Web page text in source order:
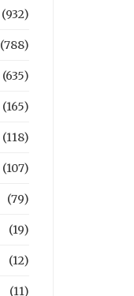
(932)
(788)
(635)
(165)
(118)
(107)
(79)
(19)
(12)
(11)